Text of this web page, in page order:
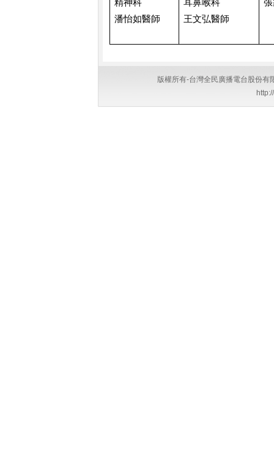
精神科
潘怡如醫師
耳鼻喉科
王文弘醫師
版權所有-台灣全民廣播電台股份